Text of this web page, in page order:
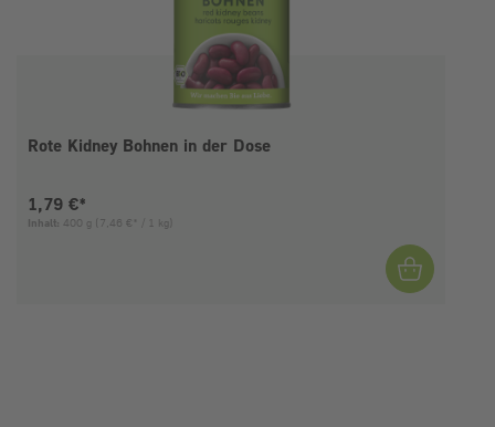
Rote Kidney Bohnen in der Dose
Aktueller Preis:
1,79 €*
Inhalt: 400 g (7,46 €* / 1 kg)